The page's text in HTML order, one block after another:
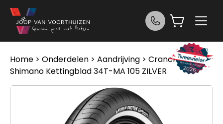
Ga naar de inhoud
Home > Onderdelen > Aandrijving > Cranckstellen>
Shimano Kettingblad 34T-MA 105 ZILVER